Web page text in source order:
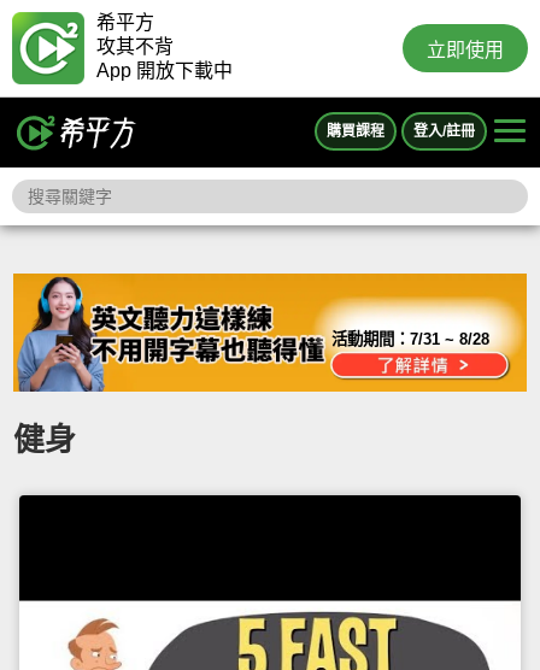
希平方
攻其不背
App 開放下載中
立即使用
購買課程 登入/註冊
活動期間：7/31 ~ 8/28
健身